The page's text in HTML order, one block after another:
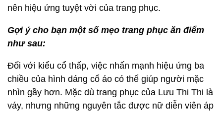
nên hiệu ứng tuyệt vời của trang phục.
Gợi ý cho bạn một số mẹo trang phục ăn điểm
như sau:
Đối với kiểu cổ thấp, việc nhấn mạnh hiệu ứng ba
chiều của hình dáng cổ áo có thể giúp người mặc
nhìn gầy hơn. Mặc dù trang phục của Lưu Thi Thi là
váy, nhưng những nguyên tắc được nữ diễn viên áp